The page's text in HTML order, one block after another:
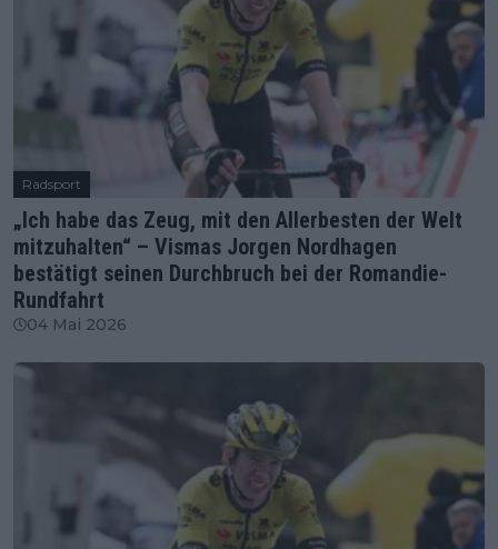
Radsport
„Ich habe das Zeug, mit den Allerbesten der Welt
mitzuhalten“ – Vismas Jorgen Nordhagen
bestätigt seinen Durchbruch bei der Romandie-
Rundfahrt
04 Mai 2026